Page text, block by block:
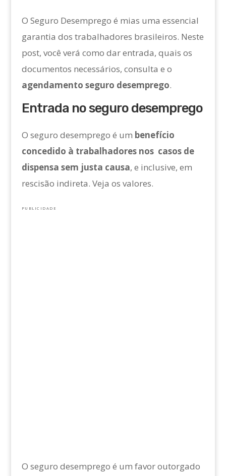
O Seguro Desemprego é mias uma essencial
garantia dos trabalhadores brasileiros. Neste
post, você verá como dar entrada, quais os
documentos necessários, consulta e o
agendamento seguro desemprego.
Entrada no seguro desemprego
O seguro desemprego é um benefício
concedido à trabalhadores nos casos de
dispensa sem justa causa, e inclusive, em
rescisão indireta. Veja os valores.
PUBLICIDADE
O seguro desemprego é um favor outorgado